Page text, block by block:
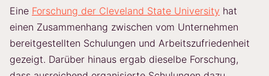
Eine Forschung der Cleveland State University hat
einen Zusammenhang zwischen vom Unternehmen
bereitgestellten Schulungen und Arbeitszufriedenheit
gezeigt. Darüber hinaus ergab dieselbe Forschung,